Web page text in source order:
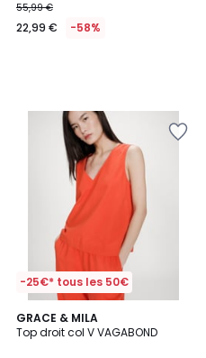
55,99 €
22,99 € -58%
-25€* tous les 50€
GRACE & MILA
Top droit col V VAGABOND